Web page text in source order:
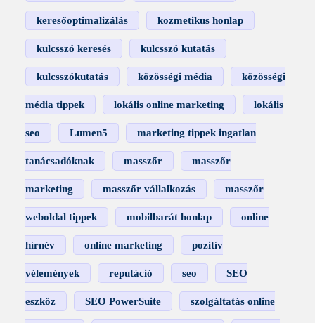
keresőoptimalizálás kozmetikus honlap
kulcsszó keresés kulcsszó kutatás
kulcsszókutatás közösségi média közösségi
média tippek lokális online marketing lokális
seo Lumen5 marketing tippek ingatlan
tanácsadóknak masszőr masszőr
marketing masszőr vállalkozás masszőr
weboldal tippek mobilbarát honlap online
hírnév online marketing pozitív
vélemények reputáció seo SEO
eszköz SEO PowerSuite szolgáltatás online